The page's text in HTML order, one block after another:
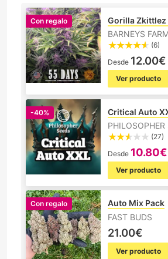
Con regalo
Gorilla Zkittlez
BARNEYS
(6)
Desde 12.00€
Ver producto
-40%
Critical Auto
PHILOSOPHER
(27)
Desde 10.80€
Ver producto
Con regalo
Auto Mix Pack
FAST BUDS
21.00€
Ver producto